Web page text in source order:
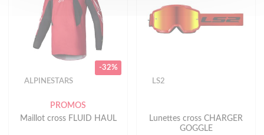
-32%
ALPINESTARS
PROMOS
Maillot cross FLUID HAUL
LS2
Lunettes cross CHARGER
GOGGLE